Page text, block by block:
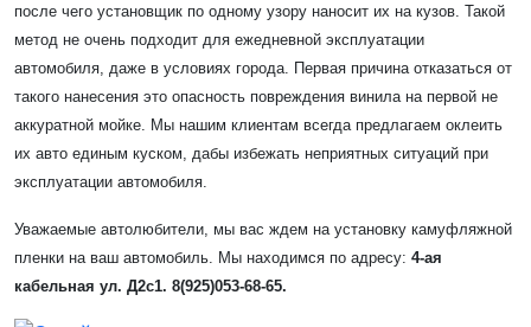
после чего установщик по одному узору наносит их на кузов. Такой
метод не очень подходит для ежедневной эксплуатации
автомобиля, даже в условиях города. Первая причина отказаться от
такого нанесения это опасность повреждения винила на первой не
аккуратной мойке. Мы нашим клиентам всегда предлагаем оклеить
их авто единым куском, дабы избежать неприятных ситуаций при
эксплуатации автомобиля.
Уважаемые автолюбители, мы вас ждем на установку камуфляжной
пленки на ваш автомобиль. Мы находимся по адресу: 4-ая
кабельная ул. Д2с1. 8(925)053-68-65.